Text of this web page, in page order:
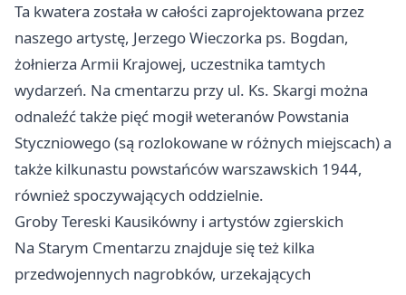
Ta kwatera została w całości zaprojektowana przez
naszego artystę, Jerzego Wieczorka ps. Bogdan,
żołnierza Armii Krajowej, uczestnika tamtych
wydarzeń. Na cmentarzu przy ul. Ks. Skargi można
odnaleźć także pięć mogił weteranów Powstania
Styczniowego (są rozlokowane w różnych miejscach) a
także kilkunastu powstańców warszawskich 1944,
również spoczywających oddzielnie.
Groby Tereski Kausikówny i artystów zgierskich
Na Starym Cmentarzu znajduje się też kilka
przedwojennych nagrobków, urzekających